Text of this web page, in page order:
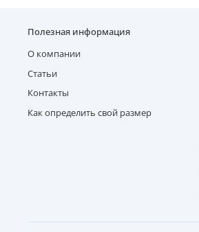
Полезная информация
О компании
Статьи
Контакты
Как определить свой размер